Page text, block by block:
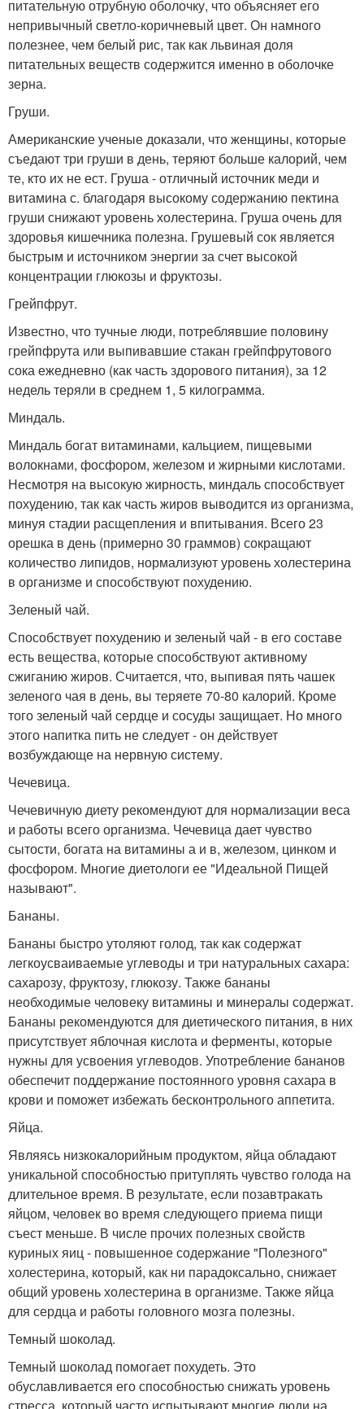
питательную отрубную оболочку, что объясняет его
непривычный светло-коричневый цвет. Он намного
полезнее, чем белый рис, так как львиная доля
питательных веществ содержится именно в оболочке
зерна.
Груши.
Американские ученые доказали, что женщины, которые
съедают три груши в день, теряют больше калорий, чем
те, кто их не ест. Груша - отличный источник меди и
витамина с. благодаря высокому содержанию пектина
груши снижают уровень холестерина. Груша очень для
здоровья кишечника полезна. Грушевый сок является
быстрым и источником энергии за счет высокой
концентрации глюкозы и фруктозы.
Грейпфрут.
Известно, что тучные люди, потреблявшие половину
грейпфрута или выпивавшие стакан грейпфрутового
сока ежедневно (как часть здорового питания), за 12
недель теряли в среднем 1, 5 килограмма.
Миндаль.
Миндаль богат витаминами, кальцием, пищевыми
волокнами, фосфором, железом и жирными кислотами.
Несмотря на высокую жирность, миндаль способствует
похудению, так как часть жиров выводится из организма,
минуя стадии расщепления и впитывания. Всего 23
орешка в день (примерно 30 граммов) сокращают
количество липидов, нормализуют уровень холестерина
в организме и способствуют похудению.
Зеленый чай.
Способствует похудению и зеленый чай - в его составе
есть вещества, которые способствуют активному
сжиганию жиров. Считается, что, выпивая пять чашек
зеленого чая в день, вы теряете 70-80 калорий. Кроме
того зеленый чай сердце и сосуды защищает. Но много
этого напитка пить не следует - он действует
возбуждающе на нервную систему.
Чечевица.
Чечевичную диету рекомендуют для нормализации веса
и работы всего организма. Чечевица дает чувство
сытости, богата на витамины а и в, железом, цинком и
фосфором. Многие диетологи ее "Идеальной Пищей
называют".
Бананы.
Бананы быстро утоляют голод, так как содержат
легкоусваиваемые углеводы и три натуральных сахара:
сахарозу, фруктозу, глюкозу. Также бананы
необходимые человеку витамины и минералы содержат.
Бананы рекомендуются для диетического питания, в них
присутствует яблочная кислота и ферменты, которые
нужны для усвоения углеводов. Употребление бананов
обеспечит поддержание постоянного уровня сахара в
крови и поможет избежать бесконтрольного аппетита.
Яйца.
Являясь низкокалорийным продуктом, яйца обладают
уникальной способностью притуплять чувство голода на
длительное время. В результате, если позавтракать
яйцом, человек во время следующего приема пищи
съест меньше. В числе прочих полезных свойств
куриных яиц - повышенное содержание "Полезного"
холестерина, который, как ни парадоксально, снижает
общий уровень холестерина в организме. Также яйца
для сердца и работы головного мозга полезны.
Темный шоколад.
Темный шоколад помогает похудеть. Это
обуславливается его способностью снижать уровень
стресса, который часто испытывают многие люди на